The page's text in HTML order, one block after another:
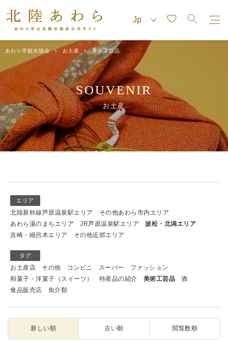
あわら市観光協会 お土産 美術工芸品
SOUVENIR
お土産
エリア
北陸新幹線芦原温泉駅エリア
その他あわら市内エリア
あわら湯のまちエリア
JR芦原温泉駅エリア
波松・北潟エリア
吉崎・細呂木エリア
その他近郊エリア
タグ
お土産店 その他 コンビニ スーパー
ファッション
和菓子・洋菓子（スイーツ）
特産品の紹介 美術工芸品
酒
食品販売店
魚介類
新しい順 古い順 閲覧数順